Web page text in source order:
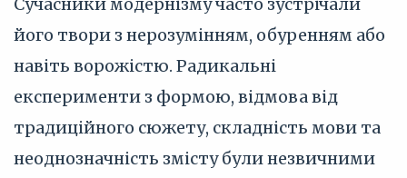
його твори з нерозумінням, обуренням або
навіть ворожістю. Радикальні
експерименти з формою, відмова від
традиційного сюжету, складність мови та
неоднозначність змісту були незвичними